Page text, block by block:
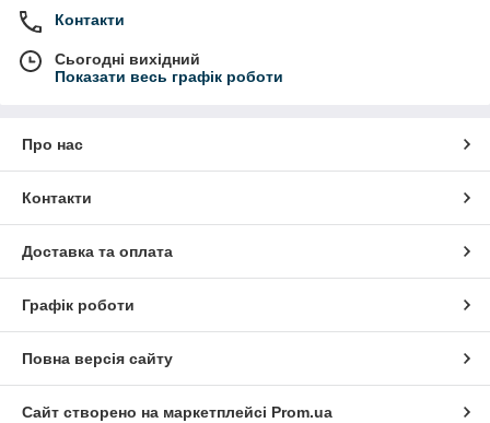
Контакти
Сьогодні вихідний
Показати весь графік роботи
Про нас
Контакти
Доставка та оплата
Графік роботи
Повна версія сайту
Сайт створено на маркетплейсі Prom.ua